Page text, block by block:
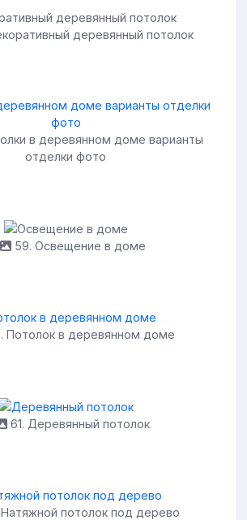
деревянный потолок
в деревянном доме варианты
отделки фото
59. Освещение в доме
Потолок в деревянном доме
61. Деревянный потолок
потолок под дерево